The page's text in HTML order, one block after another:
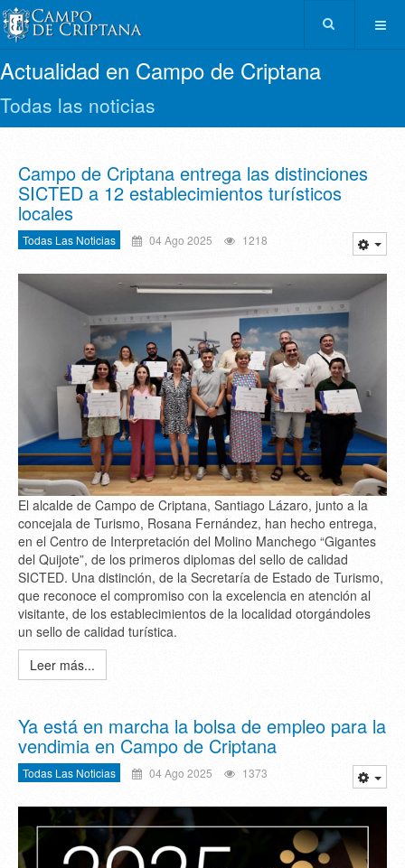
Actualidad en Campo de Criptana
Todas las noticias
Campo de Criptana entrega las distinciones
SICTED a 12 establecimientos turísticos
locales
Todas Las Noticias 04 Ago 2025 1218
El alcalde de Campo de Criptana, Santiago Lázaro, junto a la
concejala de Turismo, Rosana Fernández, han hecho entrega,
en el Centro de Interpretación del Molino Manchego “Gigantes
del Quijote”, de los primeros diplomas del sello de calidad
SICTED. Una distinción, de la Secretaría de Estado de Turismo,
que reconoce el compromiso con la excelencia en atención al
visitante, de los establecimientos de la localidad otorgándoles
un sello de calidad turística.
Leer más...
Ya está en marcha la bolsa de empleo para la
vendimia en Campo de Criptana
Todas Las Noticias 04 Ago 2025 1373